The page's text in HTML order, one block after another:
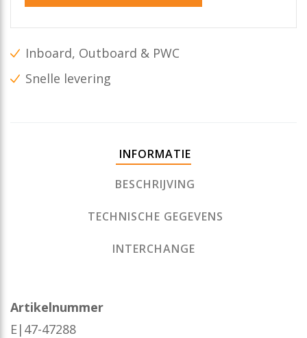
Inboard, Outboard & PWC
Snelle levering
INFORMATIE
BESCHRIJVING
TECHNISCHE GEGEVENS
INTERCHANGE
Artikelnummer
E|47-47288